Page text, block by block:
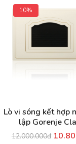
10%
Lò vi sóng kết hợp
lập Gorenje
12.000.000đ